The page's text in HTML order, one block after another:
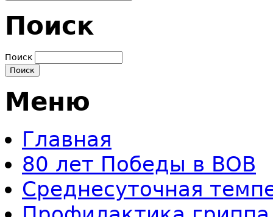
Поиск
Поиск
Меню
Главная
80 лет Победы в ВОВ
Среднесуточная